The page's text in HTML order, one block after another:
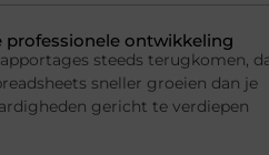
professionele ontwikkeling
steeds terugkomen,
sneller groeien dan je
gericht te verdiepen